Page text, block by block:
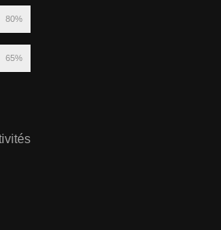
80%
65%